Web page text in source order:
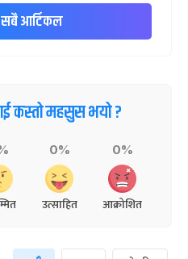
आर्टिकल
कस्तो महसुस भयो ?
0%
उत्साहित
0%
आक्रोशित